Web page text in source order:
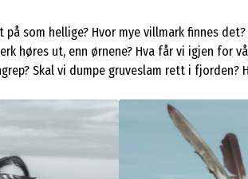
som hellige? Hvor mye villmark finnes
høres ut, enn ørnene? Hva får vi igjen for
Skal vi dumpe gruveslam rett i